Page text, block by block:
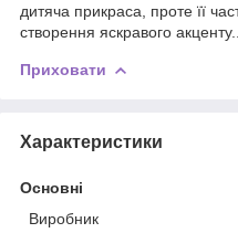
дитяча прикраса, проте її
створення яскравого
Приховати
Характеристики
Основні
Виробник